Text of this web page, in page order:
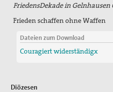
FriedensDekade in Gelnhausen
Frieden schaffen ohne Waffen
Dateien zum Download
Couragiert widerständigx
Diözesen